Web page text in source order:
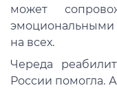
может
эмоциональными
на всех.
Череда
России помогла.